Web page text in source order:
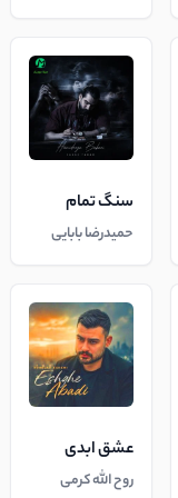
سنگ تمام
حمیدرضا بابایی
عشق ابدی
روح الله کرمی